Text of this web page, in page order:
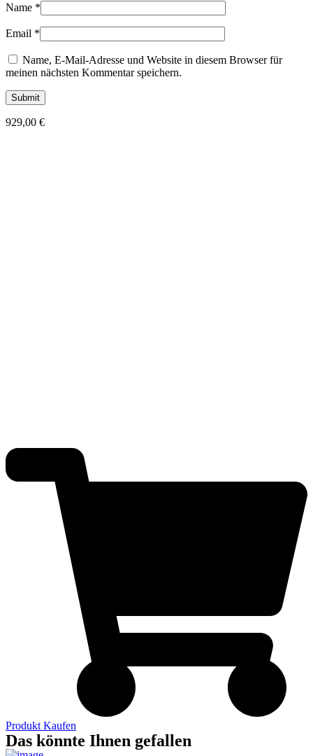
Name *
Email *
Name, E-Mail-Adresse und Website in diesem Browser für
meinen nächsten Kommentar speichern.
929,00 €
Produkt Kaufen
Das könnte Ihnen gefallen